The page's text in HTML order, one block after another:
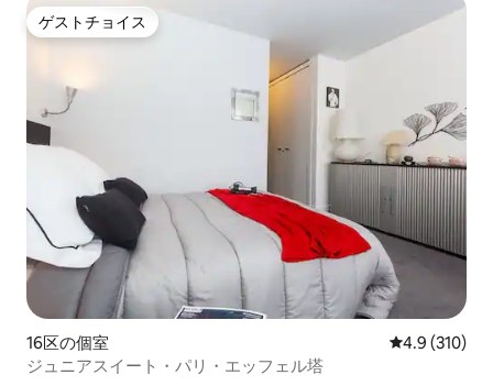
ゲストチョイス
ゲストチョイス
16区の個室 レビュー310
4.9 (310)
ジュニアスイート・パリ・エッフェル塔